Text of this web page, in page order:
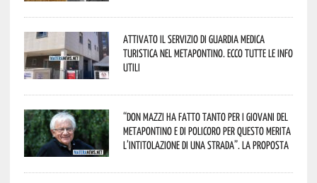
Attivato il servizio di Guardia Medica
Turistica nel Metapontino. Ecco tutte le info
utili
“Don Mazzi ha fatto tanto per i giovani del
Metapontino e di Policoro per questo merita
l’intitolazione di una strada”. La proposta